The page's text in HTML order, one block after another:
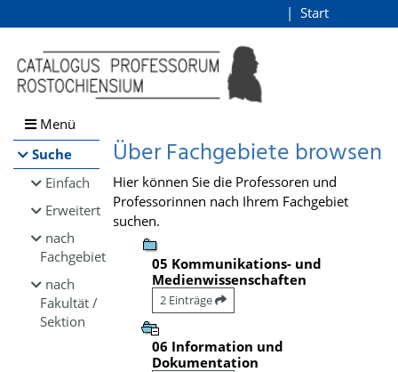
Browsen
direkt zum Inhalt
Start
Menü
Suche
Einfach
Erweitert
nach
Fachgebiet
nach
Fakultät /
Sektion
Über Fachgebiete browsen
Hier können Sie die Professoren und
Professorinnen nach Ihrem Fachgebiet
suchen.
05 Kommunikations- und
Medienwissenschaften
2 Einträge
06 Information und
Dokumentation